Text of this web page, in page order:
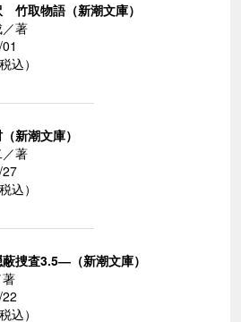
竹取物語（新潮文庫）
著
込）
新潮文庫）
著
込）
捜査3.5―（新潮文庫）
込）